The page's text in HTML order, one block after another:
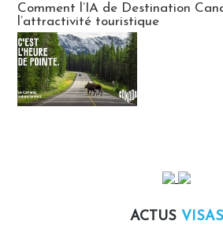
Comment l’IA de Destination
l’attractivité touristique
ACTUS VISAS